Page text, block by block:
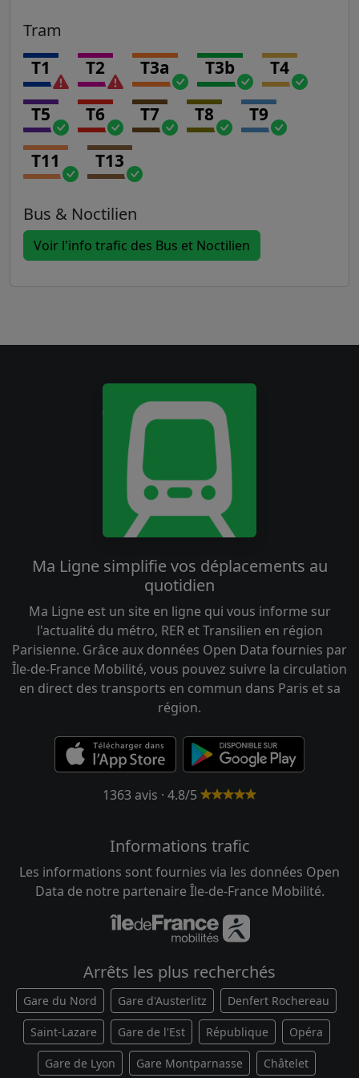
Tram
T1 T2 T3a T3b T4
T5 T6 T7 T8 T9
T11 T13
Bus & Noctilien
Voir l'info trafic des Bus et Noctilien
Ma Ligne simplifie vos déplacements au
quotidien
Ma Ligne est un site en ligne qui vous informe sur
l'actualité du métro, RER et Transilien en région
Parisienne. Grâce aux données Open Data fournies par
Île-de-France Mobilité, vous pouvez suivre la circulation
en direct des transports en commun dans Paris et sa
région.
1363 avis · 4.8/5
Informations trafic
Les informations sont fournies via les données Open
Data de notre partenaire Île-de-France Mobilité.
Arrêts les plus recherchés
Gare du Nord Gare d'Austerlitz Denfert Rochereau
Saint-Lazare Gare de l'Est République Opéra
Gare de Lyon Gare Montparnasse Châtelet